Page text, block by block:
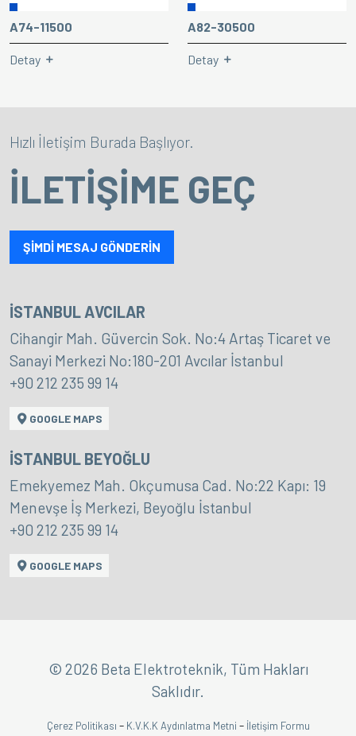
A74-11500
Detay
A82-30500
Detay
Hızlı İletişim Burada Başlıyor.
İLETİŞİME GEÇ
ŞİMDİ MESAJ GÖNDERİN
İSTANBUL AVCILAR
Cihangir Mah. Güvercin Sok. No:4 Artaş Ticaret ve
Sanayi Merkezi No:180-201 Avcılar İstanbul
+90 212 235 99 14
GOOGLE MAPS
İSTANBUL BEYOĞLU
Emekyemez Mah. Okçumusa Cad. No:22 Kapı: 19
Menevşe İş Merkezi, Beyoğlu İstanbul
+90 212 235 99 14
GOOGLE MAPS
© 2026 Beta Elektroteknik, Tüm Hakları
Saklıdır.
Çerez Politikası - K.V.K.K Aydınlatma Metni - İletişim Formu